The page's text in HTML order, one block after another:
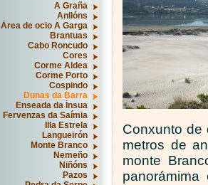
A Graña
Anllóns
Área de ocio A Garga
Brantuas
Cabo Roncudo
Cores
Corme Aldea
Corme Porto
Cospindo
Dunas da Barra
Enseada da Ínsua
Fervenzas da Saímia
Illa Estrela
Langueirón
Monte Branco
Nemeño
Niñóns
Pazos
Conxunto de
metros de
monte